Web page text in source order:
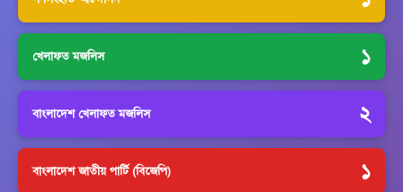
খেলাফত মজলিস ১
বাংলাদেশ খেলাফত মজলিস ২
বাংলাদেশ জাতীয় পার্টি (বিজেপি) ১